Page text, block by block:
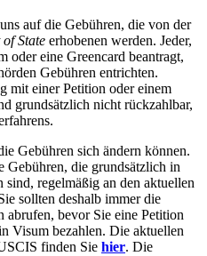
auf die Gebühren, die von der
State erhobenen werden. Jeder,
oder eine Greencard beantragt,
Gebühren entrichten.
mit einer Petition oder einem
grundsätzlich nicht rückzahlbar,
Gebühren sich ändern können.
Gebühren, die grundsätzlich in
regelmäßig an den aktuellen
sollten deshalb immer die
abrufen, bevor Sie eine Petition
Visum bezahlen. Die aktuellen
finden Sie hier. Die